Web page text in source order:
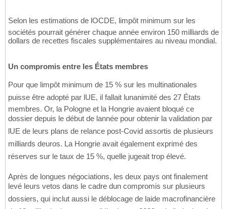
Selon les estimations de lOCDE, limpôt minimum sur les
sociétés pourrait générer chaque année environ 150 milliards de
dollars de recettes fiscales supplémentaires au niveau mondial.
Un compromis entre les États membres
Pour que limpôt minimum de 15 % sur les multinationales
puisse être adopté par lUE, il fallait lunanimité des 27 États
membres. Or, la Pologne et la Hongrie avaient bloqué ce
dossier depuis le début de lannée pour obtenir la validation par
lUE de leurs plans de relance post-Covid assortis de plusieurs
milliards deuros. La Hongrie avait également exprimé des
réserves sur le taux de 15 %, quelle jugeait trop élevé.
Après de longues négociations, les deux pays ont finalement
levé leurs vetos dans le cadre dun compromis sur plusieurs
dossiers, qui inclut aussi le déblocage de laide macrofinancière